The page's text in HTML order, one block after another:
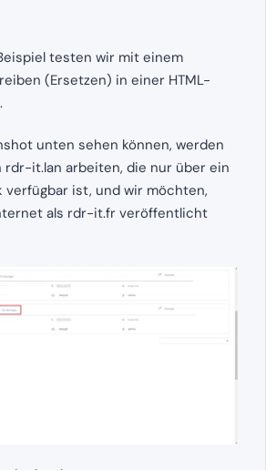
testen wir mit einem
(Ersetzen) in einer HTML-
unten sehen können, werden
rdr-it.lan arbeiten, die nur über ein
verfügbar ist, und wir möchten,
als rdr-it.fr veröffentlicht